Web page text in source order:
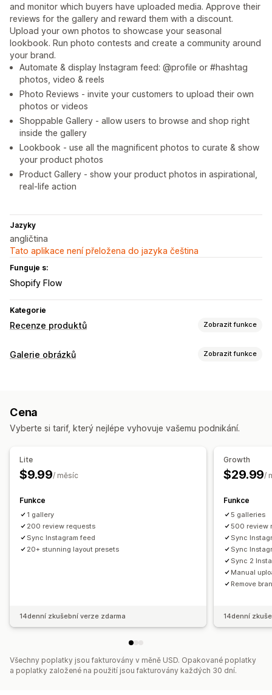
and monitor which buyers have uploaded media. Approve their
reviews for the gallery and reward them with a discount.
Upload your own photos to showcase your seasonal
lookbook. Run photo contests and create a community around
your brand.
Automate & display Instagram feed: @profile or #hashtag
photos, video & reels
Photo Reviews - invite your customers to upload their own
photos or videos
Shoppable Gallery - allow users to browse and shop right
inside the gallery
Lookbook - use all the magnificent photos to curate & show
your product photos
Product Gallery - show your product photos in aspirational,
real-life action
Jazyky
angličtina
Tato aplikace není přeložena do jazyka čeština
Funguje s:
Shopify Flow
Kategorie
Recenze produktů Zobrazit funkce
Možnosti zobrazení
Recenze s nejlepším hodnocením
Souhrny recenzí Strukturovaná data
Způsoby shromažďování recenzí
E-mailové žádosti
Automaticky otevíraná okna
Import a export
Migrace recenzí
Galerie obrázků Zobrazit funkce
Portfolio
Video UGC
Vlastní styly
Responzivní design pro mobilní zařízení
Štítky s možností nákupu
Sdílení na sociálních sítích
Více jazyků
Cena
Vyberte si tarif, který nejlépe vyhovuje vašemu podnikání.
Lite
$9.99/ měsíc
Funkce
1 gallery
200 review requests
Sync Instagram feed
20+ stunning layout presets
14denní zkušební verze zdarma
Growth
$29.99/
Funkce
5 galleries
500 review
Sync
Sync
Sync 2
Manual
Remove
14denní
Všechny poplatky jsou fakturovány v měně USD. Opakované poplatky
a poplatky založené na použití jsou fakturovány každých 30 dní.